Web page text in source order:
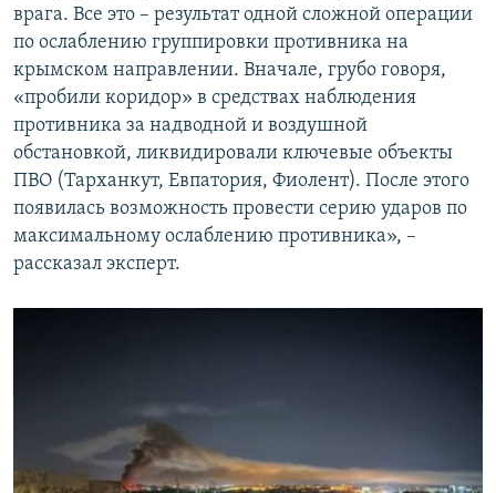
врага. Все это – результат одной сложной операции
по ослаблению группировки противника на
крымском направлении. Вначале, грубо говоря,
«пробили коридор» в средствах наблюдения
противника за надводной и воздушной
обстановкой, ликвидировали ключевые объекты
ПВО (Тарханкут, Евпатория, Фиолент). После этого
появилась возможность провести серию ударов по
максимальному ослаблению противника», –
рассказал эксперт.